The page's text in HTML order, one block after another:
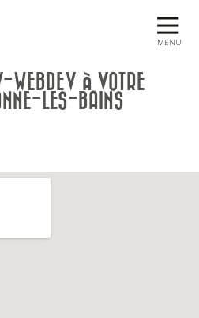
MENU
WEBDEV À VOTRE
LES-BAINS